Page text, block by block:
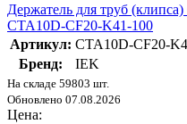
Держатель для труб
CTA10D-CF20-K41-100
Артикул: CTA10D-CF20-
Бренд:
IEK
На складе 59803 шт.
Обновлено 07.08.2026
Цена: